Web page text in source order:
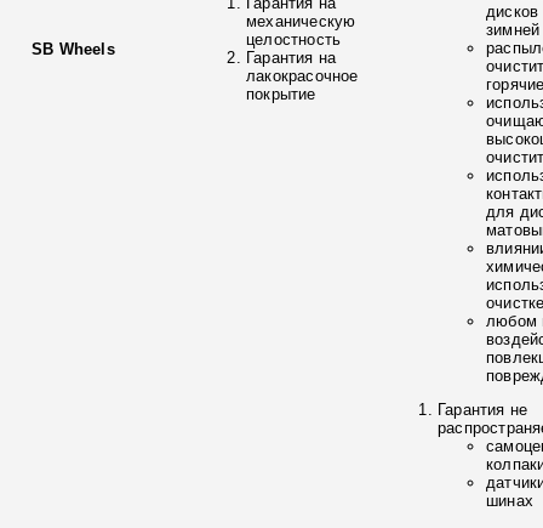
SB Wheels
механическую
целостность
Гарантия на
лакокрасочное
покрытие
зимней
для
любом
Гарантия не
шинах